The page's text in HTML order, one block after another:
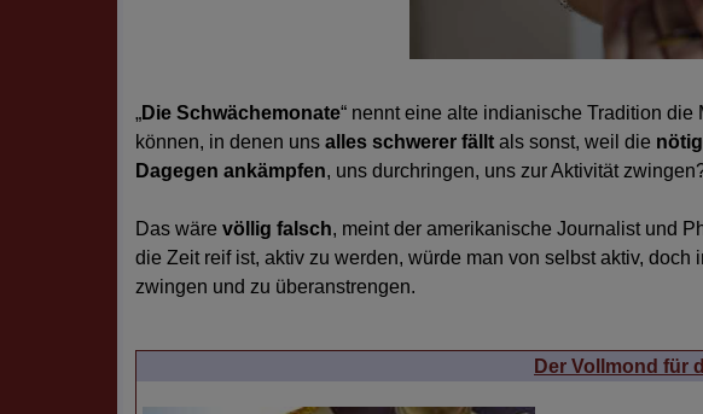
„Die Schwächemonate“ nennt eine alte indianische Tradition die
können, in denen uns alles schwerer fällt als sonst, weil die
Dagegen ankämpfen, uns durchringen, uns zur Aktivität
Das wäre völlig falsch, meint der amerikanische Journalist und
die Zeit reif ist, aktiv zu werden, würde man von selbst aktiv,
zwingen und zu überanstrengen.
Der Vollmond für